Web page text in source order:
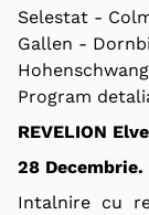
Selestat -
Gallen -
Program
REVELION
28 Decembrie.
Intalnire cu